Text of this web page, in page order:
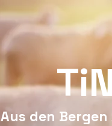
​Aus den